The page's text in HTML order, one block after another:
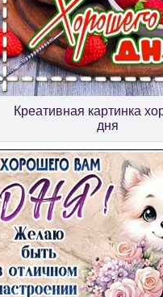
Креативная картинка
дня